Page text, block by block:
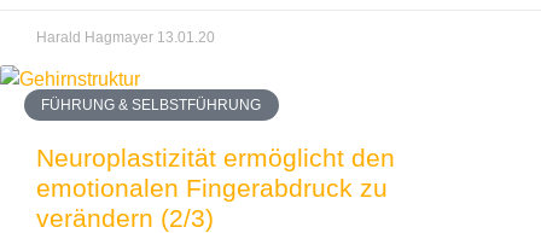
Harald Hagmayer 13.01.20
FÜHRUNG & SELBSTFÜHRUNG
Neuroplastizität ermöglicht den
emotionalen Fingerabdruck zu
verändern (2/3)